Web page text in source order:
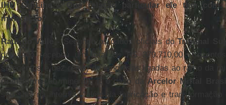
IHU On-Line - Que relação particular ele tem com
mineração?
Raul do Valle - Segundo os dados oficiais doTribunal
deputado recebeu um total de R$ 379.710,00
setecentos e dez reais) de empresas ligadas ao ramo da
(transformação mineral). É o caso daArcelor Mittal Brasil
seu sítio na internet, “além da fabricação e transformação